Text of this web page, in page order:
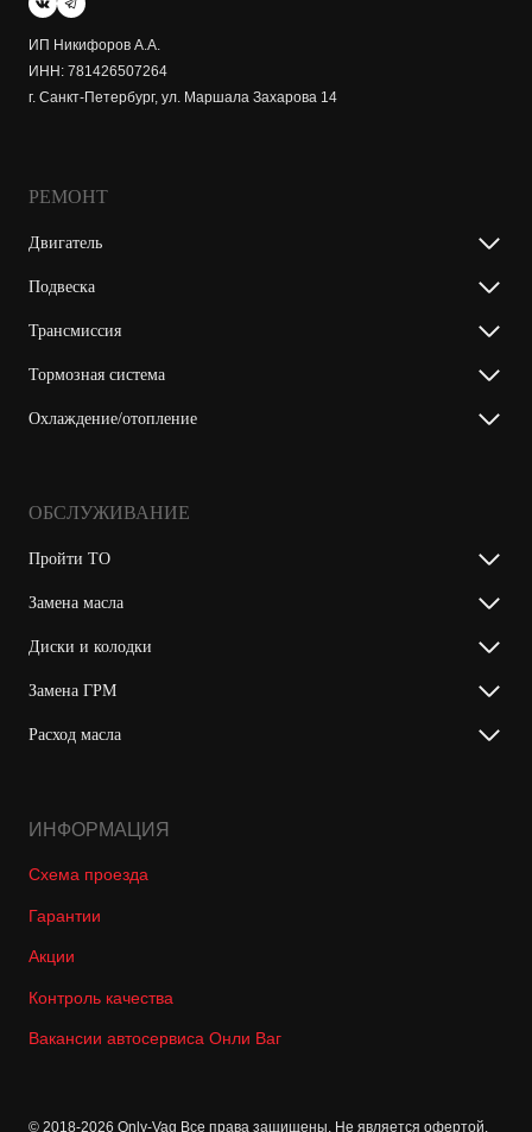
ИП Никифоров А.А.
ИНН: 781426507264
г. Санкт-Петербург, ул. Маршала Захарова 14
РЕМОНТ
Двигатель
Подвеска
Трансмиссия
Тормозная система
Охлаждение/отопление
ОБСЛУЖИВАНИЕ
Пройти ТО
Замена масла
Диски и колодки
Замена ГРМ
Расход масла
ИНФОРМАЦИЯ
Схема проезда
Гарантии
Акции
Контроль качества
Вакансии автосервиса Онли Ваг
© 2018-2026 Only-Vag Все права защищены. Не является офертой.